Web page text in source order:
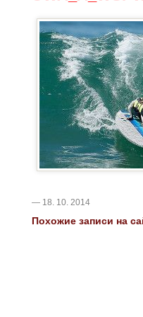
— 18. 10. 2014
Похожие записи на